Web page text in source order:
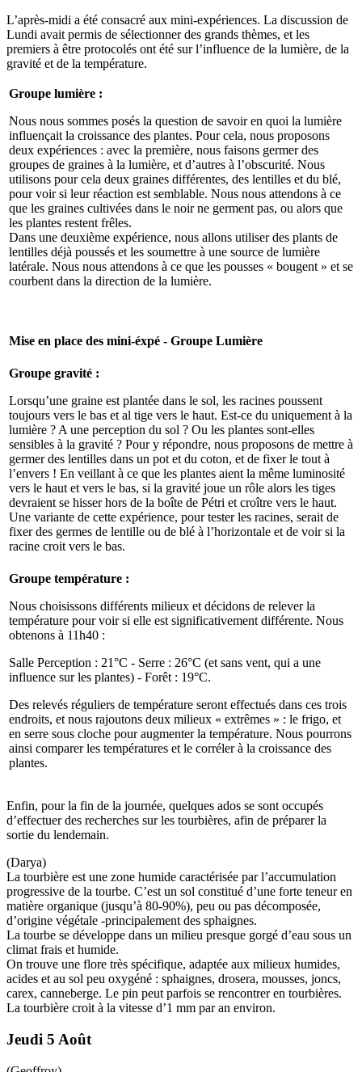
L’après-midi a été consacré aux mini-expériences. La discussion de
Lundi avait permis de sélectionner des grands thèmes, et les
premiers à être protocolés ont été sur l’influence de la lumière, de la
gravité et de la température.
Groupe lumière :
Nous nous sommes posés la question de savoir en quoi la lumière
influençait la croissance des plantes. Pour cela, nous proposons
deux expériences : avec la première, nous faisons germer des
groupes de graines à la lumière, et d’autres à l’obscurité. Nous
utilisons pour cela deux graines différentes, des lentilles et du blé,
pour voir si leur réaction est semblable. Nous nous attendons à ce
que les graines cultivées dans le noir ne germent pas, ou alors que
les plantes restent frêles.
Dans une deuxième expérience, nous allons utiliser des plants de
lentilles déjà poussés et les soumettre à une source de lumière
latérale. Nous nous attendons à ce que les pousses « bougent » et se
courbent dans la direction de la lumière.
Mise en place des mini-éxpé - Groupe Lumière
Groupe gravité :
Lorsqu’une graine est plantée dans le sol, les racines poussent
toujours vers le bas et al tige vers le haut. Est-ce du uniquement à la
lumière ? A une perception du sol ? Ou les plantes sont-elles
sensibles à la gravité ? Pour y répondre, nous proposons de mettre à
germer des lentilles dans un pot et du coton, et de fixer le tout à
l’envers ! En veillant à ce que les plantes aient la même luminosité
vers le haut et vers le bas, si la gravité joue un rôle alors les tiges
devraient se hisser hors de la boîte de Pétri et croître vers le haut.
Une variante de cette expérience, pour tester les racines, serait de
fixer des germes de lentille ou de blé à l’horizontale et de voir si la
racine croit vers le bas.
Groupe température :
Nous choisissons différents milieux et décidons de relever la
température pour voir si elle est significativement différente. Nous
obtenons à 11h40 :
Salle Perception : 21°C - Serre : 26°C (et sans vent, qui a une
influence sur les plantes) - Forêt : 19°C.
Des relevés réguliers de température seront effectués dans ces trois
endroits, et nous rajoutons deux milieux « extrêmes » : le frigo, et
en serre sous cloche pour augmenter la température. Nous pourrons
ainsi comparer les températures et le corréler à la croissance des
plantes.
Enfin, pour la fin de la journée, quelques ados se sont occupés
d’effectuer des recherches sur les tourbières, afin de préparer la
sortie du lendemain.
(Darya)
La tourbière est une zone humide caractérisée par l’accumulation
progressive de la tourbe. C’est un sol constitué d’une forte teneur en
matière organique (jusqu’à 80-90%), peu ou pas décomposée,
d’origine végétale -principalement des sphaignes.
La tourbe se développe dans un milieu presque gorgé d’eau sous un
climat frais et humide.
On trouve une flore très spécifique, adaptée aux milieux humides,
acides et au sol peu oxygéné : sphaignes, drosera, mousses, joncs,
carex, canneberge. Le pin peut parfois se rencontrer en tourbières.
La tourbière croit à la vitesse d’1 mm par an environ.
Jeudi 5 Août